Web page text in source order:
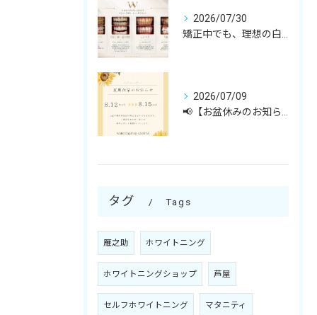
2026/07/30
2026/07/09
タグ Tags
雁之助 ホワイトニング
ホワイトニングショップ 芦屋
セルフホワイトニング マタニティ